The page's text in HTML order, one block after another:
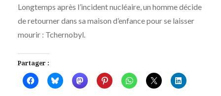
Longtemps après l’incident nucléaire, un homme décide
de retourner dans sa maison d’enfance pour se laisser
mourir : Tchernobyl.
Partager :